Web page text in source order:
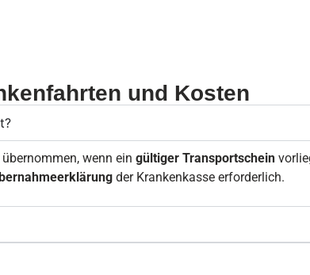
und Kosten
wenn ein gültiger Transportschein
der Krankenkasse erforderlich.